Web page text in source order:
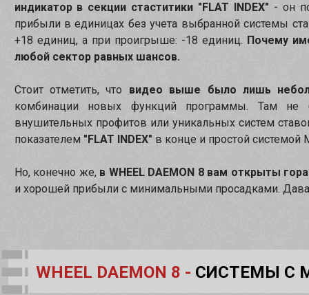
индикатор в секции стаститики "FLAT INDEX" - он
прибыли в единицах без учета выбранной системы
+18 единиц, а при проигрыше: -18 единиц. Почему
любой сектор равных шансов.
Стоит отметить, что видео выше было лишь
комбинации новых функций программы. Там не
внушительных профитов или уникальных систем
показателем"FLAT INDEX" в конце и простой системой
Но, конечно же, в WHEEL DAEMON 8 вам открыты
и хорошей прибыли с минимальными просадками.
WHEEL DAEMON 8 - СИСТЕМЫ C